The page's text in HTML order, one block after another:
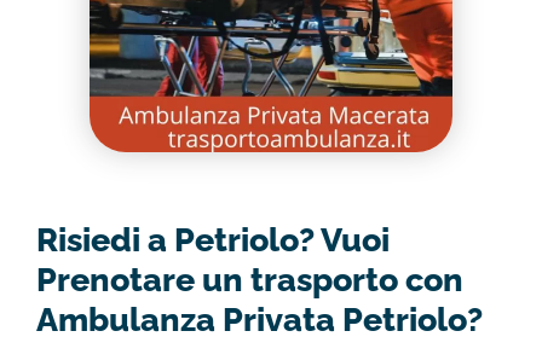
Risiedi a Petriolo? Vuoi
Prenotare un trasporto con
Ambulanza Privata Petriolo?